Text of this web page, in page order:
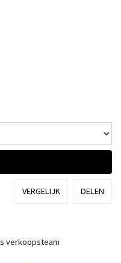
VERGELIJK DELEN
verkoopsteam